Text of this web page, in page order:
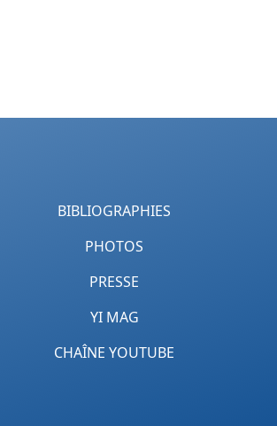
BIBLIOGRAPHIES
PHOTOS
PRESSE
YI MAG
CHAÎNE YOUTUBE